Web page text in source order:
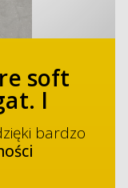
soft
I
bardzo